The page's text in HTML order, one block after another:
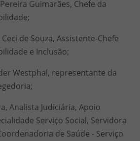
Guimarães, Chefe da
de Souza, Assistente-Chefe
e Inclusão;
Westphal, representante da
Analista Judiciária, Apoio
Serviço Social, Servidora
de Saúde - Serviço